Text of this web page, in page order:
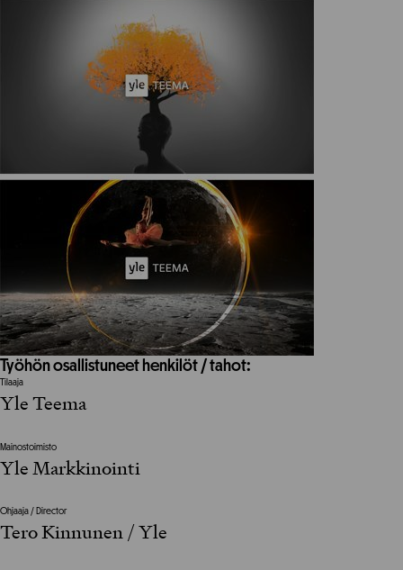
Työhön osallistuneet henkilöt / tahot:
Tilaaja
Yle Teema
Mainostoimisto
Yle Markkinointi
Ohjaaja / Director
Tero Kinnunen / Yle